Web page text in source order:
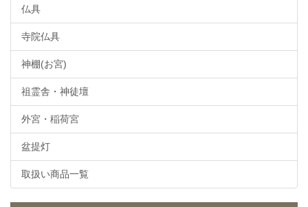
仏具
寺院仏具
神棚(お宮)
祖霊舎・神徒壇
外宮・稲荷宮
盆提灯
取扱い商品一覧